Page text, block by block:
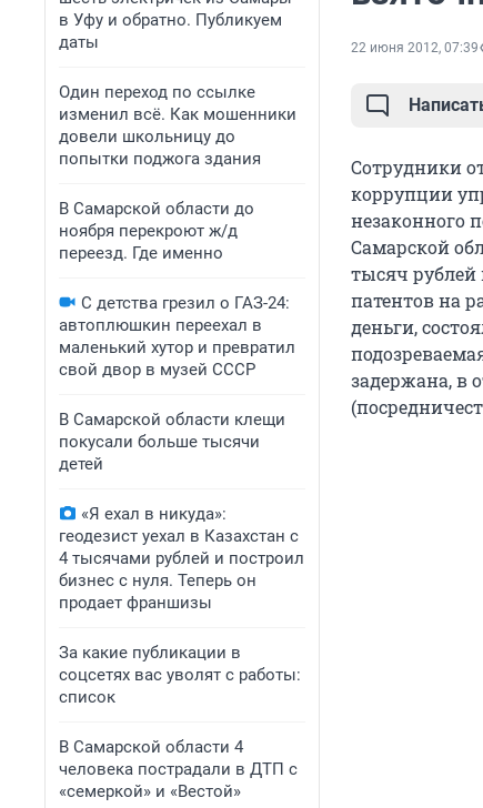
в Уфу и обратно. Публикуем
даты
Один переход по ссылке
изменил всё. Как мошенники
довели школьницу до
попытки поджога здания
В Самарской области до
ноября перекроют ж/д
переезд. Где именно
С детства грезил о ГАЗ-24:
автоплюшкин переехал в
маленький хутор и превратил
свой двор в музей СССР
В Самарской области клещи
покусали больше тысячи
детей
«Я ехал в никуда»:
геодезист уехал в Казахстан с
4 тысячами рублей и построил
бизнес с нуля. Теперь он
продает франшизы
За какие публикации в
соцсетях вас уволят с работы:
список
В Самарской области 4
человека пострадали в ДТП с
«семеркой» и «Вестой»
22 июня 2012, 07:39
Сотрудники
коррупции
незаконного
Самарской
тысяч
патентов на
деньги,
задержана, в